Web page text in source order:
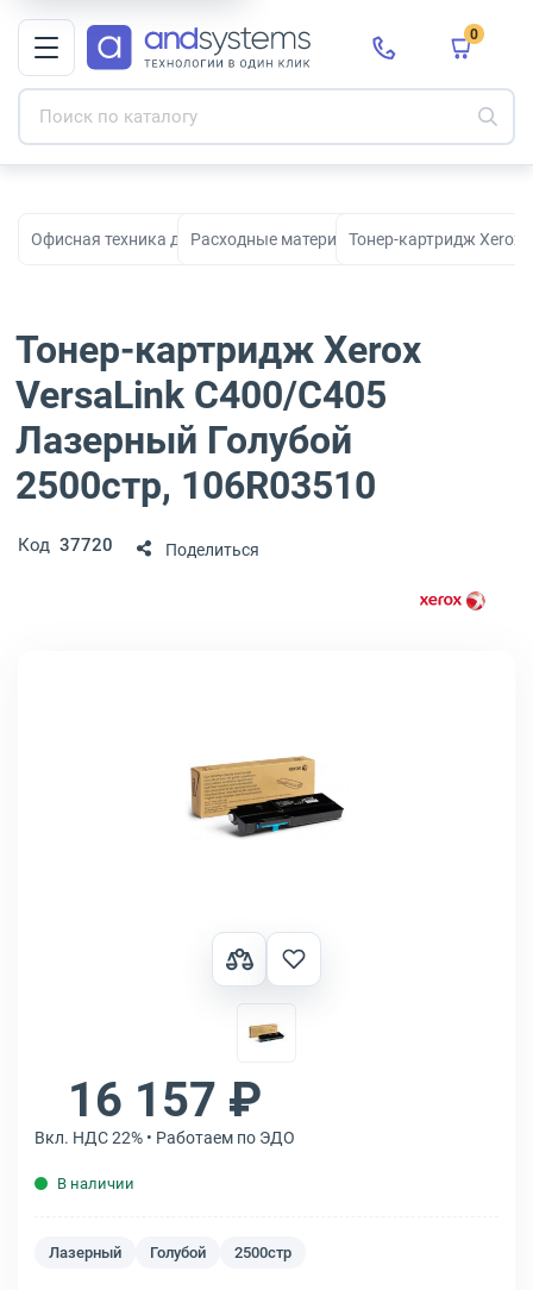
0
Офисная техника для печати, сканирования и
Расходные материалы для принтеров и
Тонер-картридж Xerox
Тонер-картридж Xerox
VersaLink C400/C405
Лазерный Голубой
2500стр, 106R03510
Код 37720 Поделиться
16 157 ₽
Вкл. НДС 22% • Работаем по ЭДО
В наличии
Лазерный Голубой 2500стр